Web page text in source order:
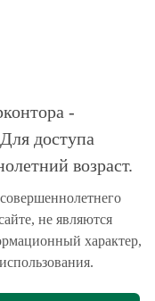
крафта и
0.45л
-
доступа
возраст.
не являются
характер,